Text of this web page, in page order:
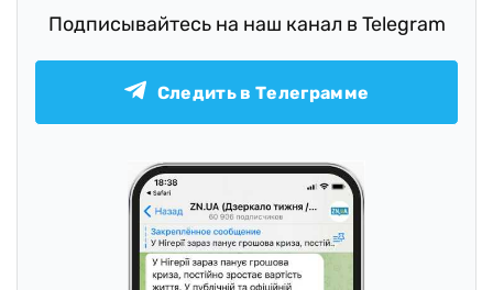
Подписывайтесь на наш канал в Telegram
Следить в Телеграмме